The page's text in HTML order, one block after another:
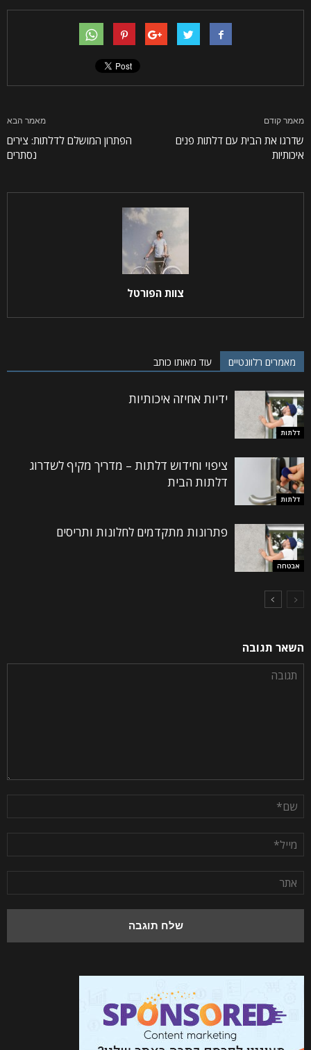
מאמר קודם
שדרגו את הבית עם דלתות פנים
איכותיות
מאמר הבא
הפתרון המושלם לדלתות: צירים
נסתרים
צוות הפורטל
מאמרים רלוונטיים עוד מאותו כותב
דלתות
ידיות אחיזה איכותיות
דלתות
ציפוי וחידוש דלתות – מדריך מקיף לשדרוג
דלתות הבית
אבטחה
פתרונות מתקדמים לחלונות ותריסים
השאר תגובה